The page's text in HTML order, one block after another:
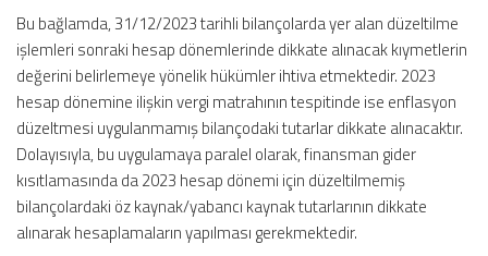
Bu bağlamda, 31/12/2023 tarihli bilançolarda yer alan düzeltilme
işlemleri sonraki hesap dönemlerinde dikkate alınacak kıymetlerin
değerini belirlemeye yönelik hükümler ihtiva etmektedir. 2023
hesap dönemine ilişkin vergi matrahının tespitinde ise enflasyon
düzeltmesi uygulanmamış bilançodaki tutarlar dikkate alınacaktır.
Dolayısıyla, bu uygulamaya paralel olarak, finansman gider
kısıtlamasında da 2023 hesap dönemi için düzeltilmemiş
bilançolardaki öz kaynak/yabancı kaynak tutarlarının dikkate
alınarak hesaplamaların yapılması gerekmektedir.